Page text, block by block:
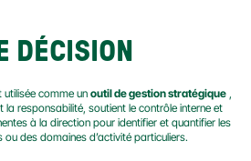
DÉCISION
comme un outil de gestion stratégique
responsabilité, soutient le contrôle interne et
à la direction pour identifier et quantifier les
des domaines d’activité particuliers.